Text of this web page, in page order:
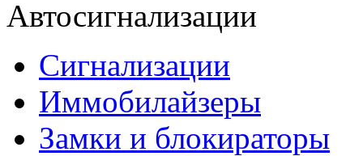
Автосигнализации
Сигнализации
Иммобилайзеры
Замки и блокираторы